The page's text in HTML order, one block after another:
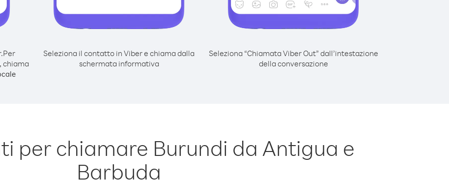
Per
chiama
Seleziona il contatto in Viber e chiama dalla
schermata informativa
Seleziona “Chiamata Viber Out” dall’intestazione
della conversazione
per chiamare Burundi da Antigua e
Barbuda